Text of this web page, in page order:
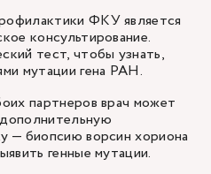
ФКУ является
консультирование.
тест, чтобы узнать,
мутации гена PAH.
партнеров врач может
— биопсию ворсин хориона
генные мутации.